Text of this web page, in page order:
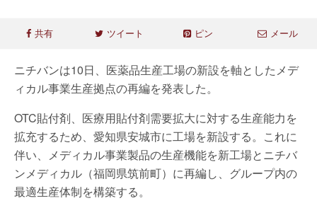
共有 ツイート ピン メール
ニチバンは10日、医薬品生産工場の新設を軸としたメデ
ィカル事業生産拠点の再編を発表した。
OTC貼付剤、医療用貼付剤需要拡大に対する生産能力を
拡充するため、愛知県安城市に工場を新設する。これに
伴い、メディカル事業製品の生産機能を新工場とニチバ
ンメディカル（福岡県筑前町）に再編し、グループ内の
最適生産体制を構築する。